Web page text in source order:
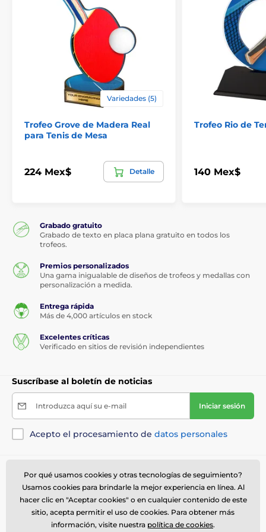
Variedades (5)
Trofeo Grove de Madera Real
para Tenis de Mesa
224 Mex$ Detalle
Trofeo Rio de
140 Mex$
Grabado gratuito
Grabado de texto en placa plana gratuito en todos los
trofeos.
Premios personalizados
Una gama inigualable de diseños de trofeos y medallas con
personalización a medida.
Entrega rápida
Más de 4,000 artículos en stock
Excelentes críticas
Verificado en sitios de revisión independientes
Suscríbase al boletín de noticias
Introduzca aquí su e-mail Iniciar sesión
Acepto el procesamiento de datos personales
Necesita ayuda ? online
El servicio de atención al cliente está disponible
614 235 3069
ventas@trophymonster.mx
Por qué usamos cookies y otras tecnologías de seguimiento?
Usamos cookies para brindarle la mejor experiencia en línea. Al
hacer clic en "Aceptar cookies" o en cualquier contenido de este
sitio, acepta permitir el uso de cookies. Para obtener más
información, visite nuestra política de cookies.